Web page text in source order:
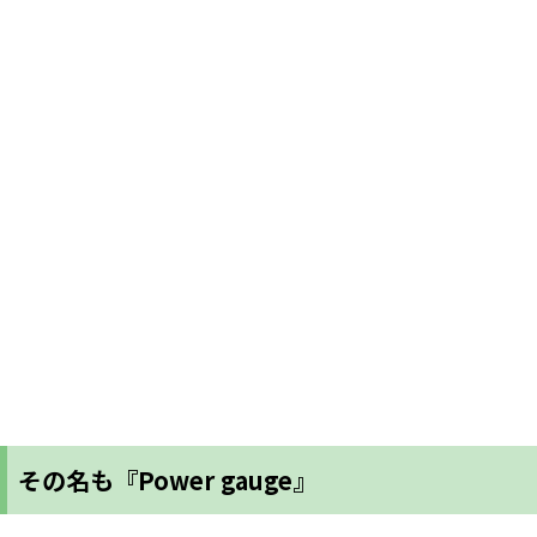
その名も『Power gauge』